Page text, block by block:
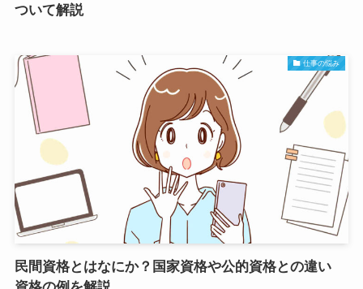
ついて解説
仕事の悩み
民間資格とはなにか？国家資格や公的資格との違い